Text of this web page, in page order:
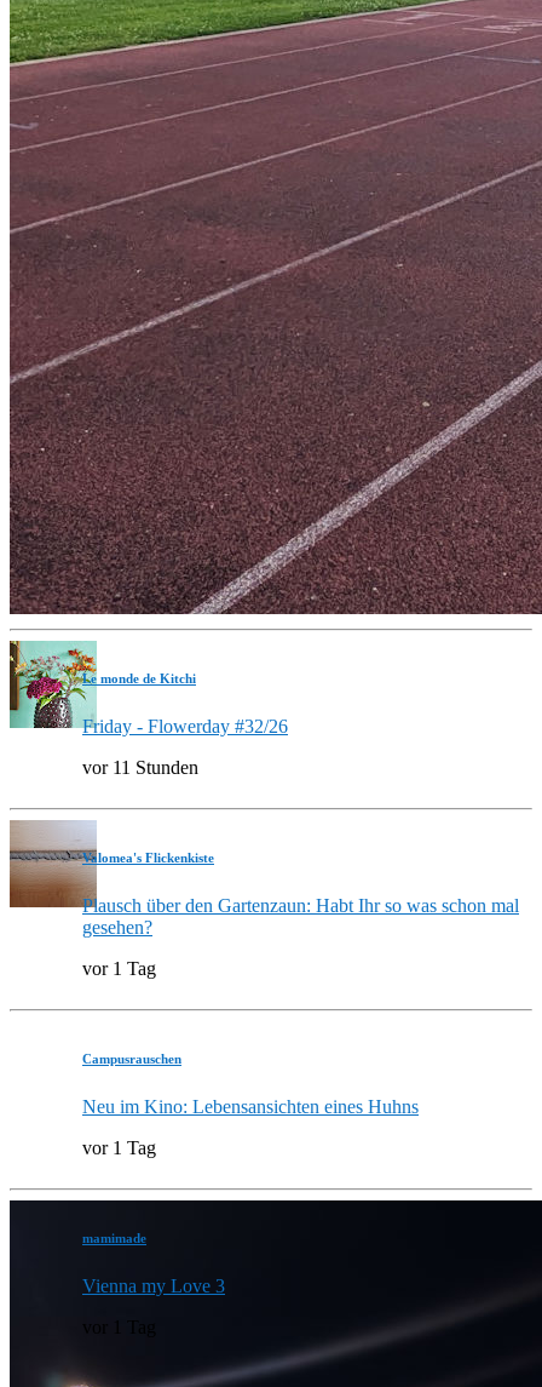
Le monde de Kitchi
Friday - Flowerday #32/26
vor 11 Stunden
Valomea's Flickenkiste
Plausch über den Gartenzaun: Habt Ihr so was schon mal
gesehen?
vor 1 Tag
Campusrauschen
Neu im Kino: Lebensansichten eines Huhns
vor 1 Tag
mamimade
Vienna my Love 3
vor 1 Tag